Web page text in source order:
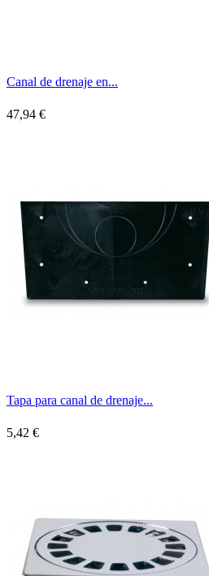
Canal de drenaje en...
47,94 €
Tapa para canal de drenaje...
5,42 €